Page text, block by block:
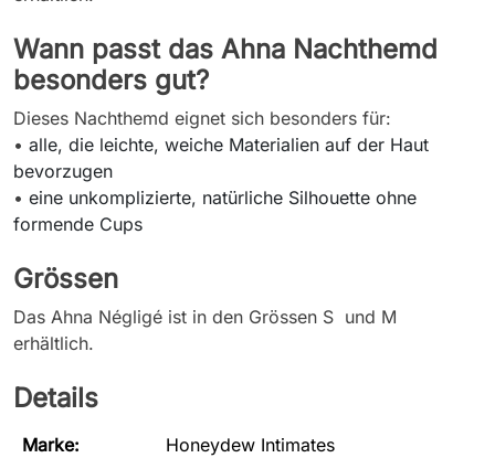
Wann passt das Ahna Nachthemd
besonders gut?
Dieses Nachthemd eignet sich besonders für:
• alle, die leichte, weiche Materialien auf der Haut
bevorzugen
• eine unkomplizierte, natürliche Silhouette ohne
formende Cups
Grössen
Das Ahna Négligé ist in den Grössen S und M
erhältlich.
Details
Marke: Honeydew Intimates